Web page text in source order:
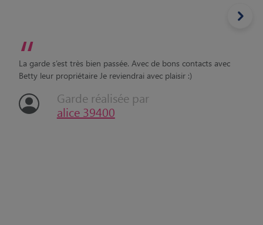
“
La garde s’est très bien passée. Avec de bons contacts avec
Betty leur propriétaire Je reviendrai avec plaisir :)
Garde réalisée par
alice 39400